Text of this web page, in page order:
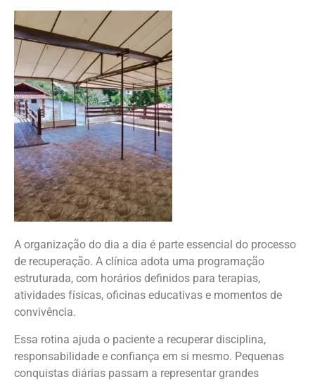
A organização do dia a dia é parte essencial do processo
de recuperação. A clínica adota uma programação
estruturada, com horários definidos para terapias,
atividades físicas, oficinas educativas e momentos de
convivência.
Essa rotina ajuda o paciente a recuperar disciplina,
responsabilidade e confiança em si mesmo. Pequenas
conquistas diárias passam a representar grandes